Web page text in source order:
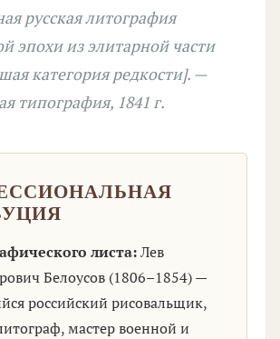
русская литография
эпохи из элитарной части
категория редкости]. —
типография, 1841 г.
листа:Лев
Белоусов (1806–1854) —
российский рисовальщик,
мастер военной и